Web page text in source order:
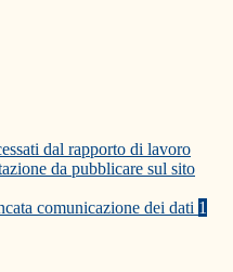
dal rapporto di lavoro
da pubblicare sul sito
comunicazione dei dati 1